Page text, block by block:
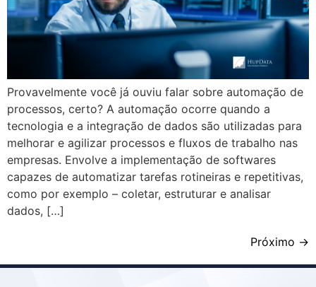
Provavelmente você já ouviu falar sobre automação de
processos, certo? A automação ocorre quando a
tecnologia e a integração de dados são utilizadas para
melhorar e agilizar processos e fluxos de trabalho nas
empresas. Envolve a implementação de softwares
capazes de automatizar tarefas rotineiras e repetitivas,
como por exemplo – coletar, estruturar e analisar
dados, […]
Próximo →